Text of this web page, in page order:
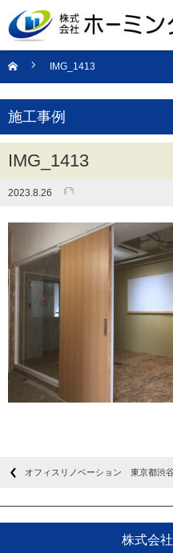
IMG_1413
施工事例
IMG_1413
2023.8.26
オフィスリノベーション 東京都
株式会